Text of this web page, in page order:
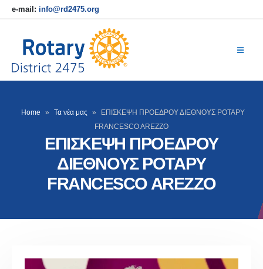
e-mail: info@rd2475.org
Home » Τα νέα μας »
ΕΠΙΣΚΕΨΗ ΠΡΟΕΔΡΟΥ ΔΙΕΘΝΟΥΣ ΡΟΤΑΡΥ
FRANCESCO AREZZO
ΕΠΙΣΚΕΨΗ ΠΡΟΕΔΡΟΥ
ΔΙΕΘΝΟΥΣ ΡΟΤΑΡΥ
FRANCESCO AREZZO